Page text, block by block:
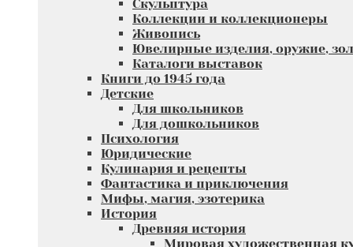
Скульптура
Коллекции и коллекционеры
Живопись
Ювелирные изделия, оружие,
Каталоги выставок
Книги до 1945 года
Детские
Для школьников
Для дошкольников
Психология
Юридические
Кулинария и рецепты
Фантастика и приключения
Мифы, магия, эзотерика
История
Древняя история
Мировая художественная